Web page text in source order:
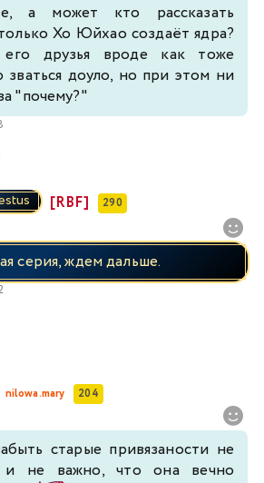
а может кто рассказать
Хо Юйхао создаёт ядра?
его друзья вроде как тоже
зваться доуло, но при этом ни
"почему?"
[RBF] 290
серия, ждем дальше.
nilowa.mary 204
старые привязаности не
и не важно, что она вечно